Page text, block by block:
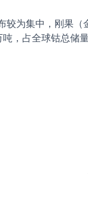
较为集中，刚果（
，占全球钴总储量
资